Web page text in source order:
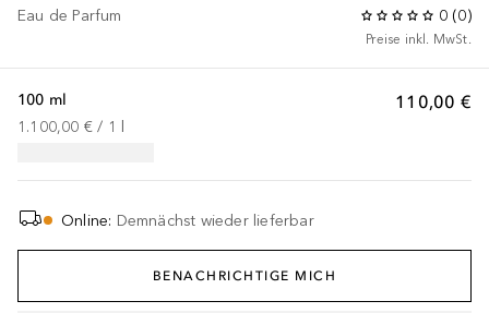
Eau de Parfum 0 (0)
Preise inkl. MwSt.
110,00 €
100 ml
1.100,00 € / 1
Online: Demnächst wieder lieferbar
BENACHRICHTIGE MICH